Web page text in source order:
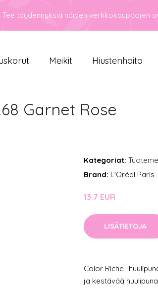
Tee täydennyksiä näiden verkkokauppojen
Meikit Hiustenhoito
Garnet Rose
Kategoriat:
Brand: L'Oréal Paris
13.7 EUR
LISÄTIETOJA
Color Riche -
ja kestävää